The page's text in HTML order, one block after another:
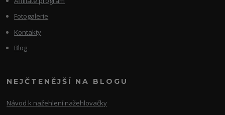
Fotogalerie
Kontakty
Blog
NEJČTENĚJŠÍ NA BLOGU
Návod k nažehlení nažehlovačky